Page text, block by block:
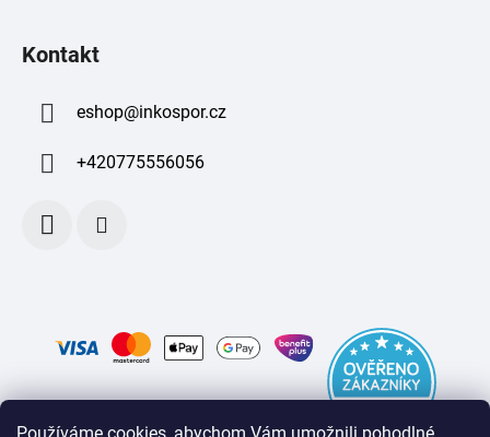
Kontakt
eshop@inkospor.cz
+420775556056